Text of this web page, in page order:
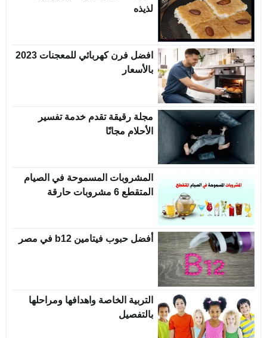
لذيذه
افضل فرن كهربائي للمعجنات 2023
بالأسعار
مجلة رقيقة تقدم خدمة تفسير
الأحلام مجانًا
المشروبات المسموحة في الصيام
المتقطع 6 مشروبات حارقة
أفضل حبوب فيتامين b12 في مصر
التربية الخاصة واهدافها ومراحلها
بالتفصيل